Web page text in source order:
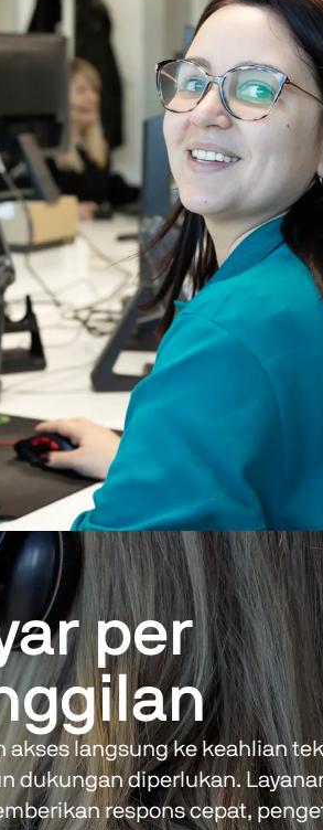
per
akses langsung ke keahlian
dukungan diperlukan.
respons cepat,